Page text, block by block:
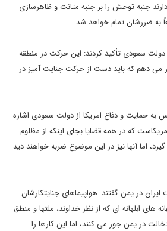
جنبه توحش را بر جنبه متانت و ظاهرسازی
به ضررشان تمام خواهد شد.
دولت سعودی تأکید کردند: این حرکت در منطقه
دهم که باید دست از حرکت جنایت آمیز در
حمایت و دفاع امریکا از دولت سعودی اشاره
که در همه قضایا بجای اینکه از مظلوم
اما آنها نیز در این موضوع ضربه خواهند دید
ایران در یمن گفتند: هواپیماهای جنایتکارشان
های ابلهانه ای که از نظر خداوند، ملتها و منطق
در یمن جور می کنند، اما این کارها را